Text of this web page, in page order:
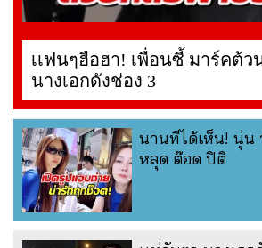
เเฟนๆฮือฮา! เพื่อนซี้ มาร์คต้ว
นางเอกดังช่อง 3
นานทีได้เห็น! นุ่น
หลุด ต๊อด ปิติ